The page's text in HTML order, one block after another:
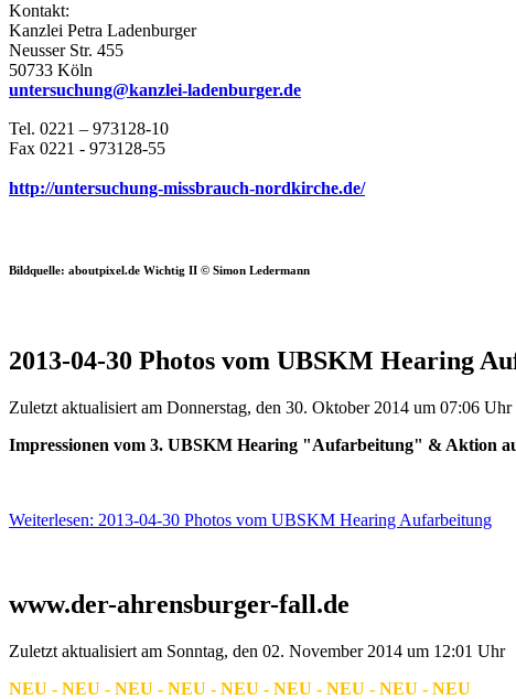
Kontakt:
Kanzlei Petra Ladenburger
Neusser Str. 455
50733 Köln
untersuchung@kanzlei-ladenburger.de
Tel. 0221 – 973128-10
Fax 0221 - 973128-55
http://untersuchung-missbrauch-nordkirche.de/
Bildquelle: aboutpixel.de Wichtig II © Simon Ledermann
2013-04-30 Photos vom UBSKM Hearing
Zuletzt aktualisiert am Donnerstag, den 30. Oktober 2014 um 07:06 Uhr
Impressionen vom 3. UBSKM Hearing "Aufarbeitung" & Aktion
Weiterlesen: 2013-04-30 Photos vom UBSKM Hearing Aufarbeitung
www.der-ahrensburger-fall.de
Zuletzt aktualisiert am Sonntag, den 02. November 2014 um 12:01 Uhr
NEU - NEU - NEU - NEU - NEU - NEU - NEU - NEU - NEU